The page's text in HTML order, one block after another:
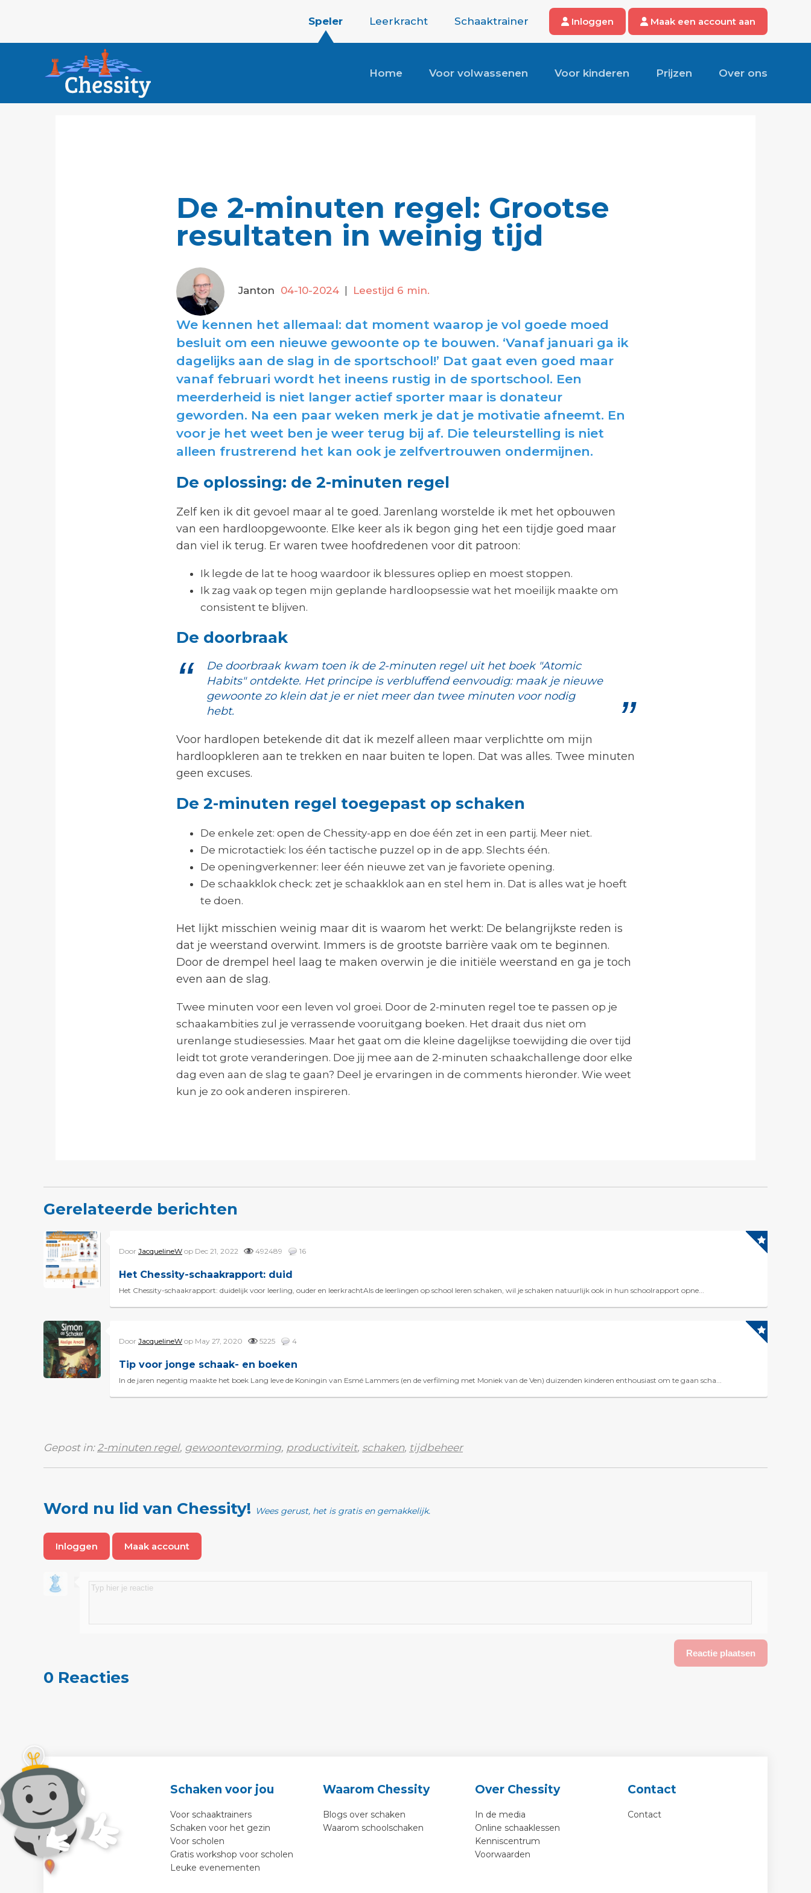
Speler Leerkracht Schaaktrainer Inloggen Maak een account aan
Home Voor volwassenen Voor kinderen Prijzen Over ons
De 2-minuten regel: Grootse
resultaten in weinig tijd
Janton 04-10-2024 Leestijd 6 min.
We kennen het allemaal: dat moment waarop je vol goede moed
besluit om een nieuwe gewoonte op te bouwen. ‘Vanaf januari ga ik
dagelijks aan de slag in de sportschool!’ Dat gaat even goed maar
vanaf februari wordt het ineens rustig in de sportschool. Een
meerderheid is niet langer actief sporter maar is donateur
geworden. Na een paar weken merk je dat je motivatie afneemt. En
voor je het weet ben je weer terug bij af. Die teleurstelling is niet
alleen frustrerend het kan ook je zelfvertrouwen ondermijnen.
De oplossing: de 2-minuten regel
Zelf ken ik dit gevoel maar al te goed. Jarenlang worstelde ik met het opbouwen
van een hardloopgewoonte. Elke keer als ik begon ging het een tijdje goed maar
dan viel ik terug. Er waren twee hoofdredenen voor dit patroon:
Ik legde de lat te hoog waardoor ik blessures opliep en moest stoppen.
Ik zag vaak op tegen mijn geplande hardloopsessie wat het moeilijk maakte om
consistent te blijven.
De doorbraak
De doorbraak kwam toen ik de 2-minuten regel uit het boek "Atomic
Habits" ontdekte. Het principe is verbluffend eenvoudig: maak je nieuwe
gewoonte zo klein dat je er niet meer dan twee minuten voor nodig
hebt.
Voor hardlopen betekende dit dat ik mezelf alleen maar verplichtte om mijn
hardloopkleren aan te trekken en naar buiten te lopen. Dat was alles. Twee minuten
geen excuses.
De 2-minuten regel toegepast op schaken
De enkele zet: open de Chessity-app en doe één zet in een partij. Meer niet.
De microtactiek: los één tactische puzzel op in de app. Slechts één.
De openingverkenner: leer één nieuwe zet van je favoriete opening.
De schaakklok check: zet je schaakklok aan en stel hem in. Dat is alles wat je hoeft
te doen.
Het lijkt misschien weinig maar dit is waarom het werkt: De belangrijkste reden is
dat je weerstand overwint. Immers is de grootste barrière vaak om te beginnen.
Door de drempel heel laag te maken overwin je die initiële weerstand en ga je toch
even aan de slag.
Twee minuten voor een leven vol groei. Door de 2-minuten regel toe te passen op je
schaakambities zul je verrassende vooruitgang boeken. Het draait dus niet om
urenlange studiesessies. Maar het gaat om die kleine dagelijkse toewijding die over tijd
leidt tot grote veranderingen. Doe jij mee aan de 2-minuten schaakchallenge door elke
dag even aan de slag te gaan? Deel je ervaringen in de comments hieronder. Wie weet
kun je zo ook anderen inspireren.
Gerelateerde berichten
Door JacquelineW op Dec 21, 2022 492489 16
Het Chessity-schaakrapport: duid
Het Chessity-schaakrapport: duidelijk voor leerling, ouder en leerkrachtAls de leerlingen op school leren schaken, wil je schaken natuurlijk ook in hun schoolrapport opne...
Door JacquelineW op May 27, 2020 5225 4
Tip voor jonge schaak- en boeken
In de jaren negentig maakte het boek Lang leve de Koningin van Esmé Lammers (en de verfilming met Moniek van de Ven) duizenden kinderen enthousiast om te gaan scha...
Gepost in: 2-minuten regel, gewoontevorming, productiviteit, schaken, tijdbeheer
Word nu lid van Chessity! Wees gerust, het is gratis en gemakkelijk.
Inloggen Maak account
0 Reacties
Schaken voor jou
Voor schaaktrainers
Schaken voor het gezin
Voor scholen
Gratis workshop voor scholen
Leuke evenementen
Waarom Chessity
Blogs over schaken
Waarom schoolschaken
Over Chessity
In de media
Online schaaklessen
Kenniscentrum
Voorwaarden
Contact
Contact